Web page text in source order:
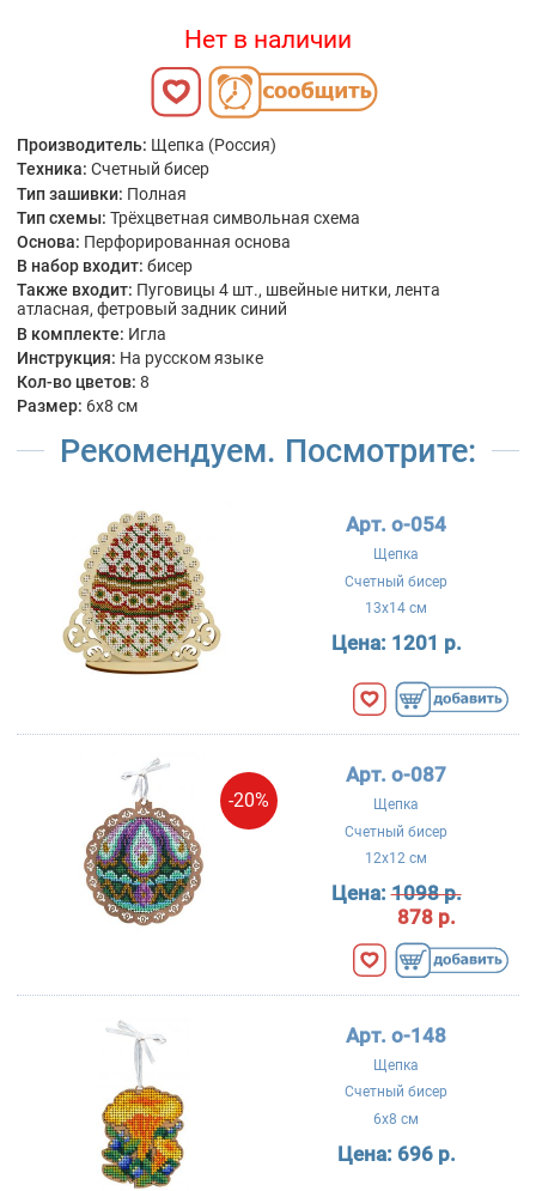
Нет в наличии
Производитель: Щепка (Россия)
Техника: Счетный бисер
Тип зашивки: Полная
Тип схемы: Трёхцветная символьная схема
Основа: Перфорированная основа
В набор входит: бисер
Также входит: Пуговицы 4 шт., швейные нитки, лента
атласная, фетровый задник синий
В комплекте: Игла
Инструкция: На русском языке
Кол-во цветов: 8
Размер: 6x8 см
Рекомендуем. Посмотрите:
Арт. о-054
Щепка
Счетный бисер
13x14 см
Цена: 1201 р.
-20%
Арт. о-087
Щепка
Счетный бисер
12x12 см
Цена:1098 р.
878 р.
Арт. о-148
Щепка
Счетный бисер
6x8 см
Цена: 696 р.